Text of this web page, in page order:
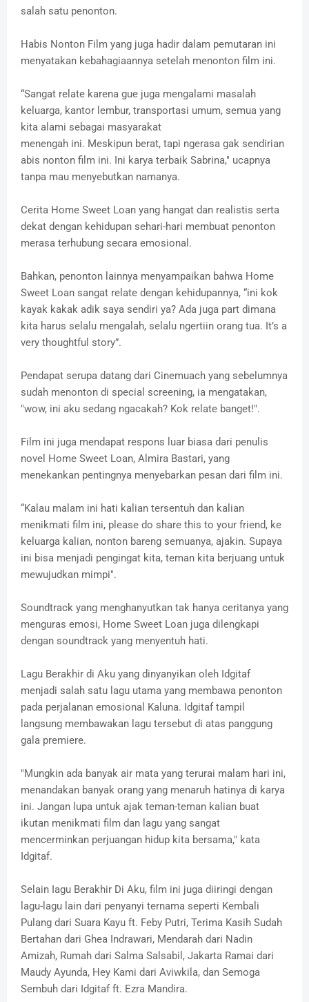
salah satu penonton.
Habis Nonton Film yang juga hadir dalam pemutaran ini
menyatakan kebahagiaannya setelah menonton film ini.
“Sangat relate karena gue juga mengalami masalah
keluarga, kantor lembur, transportasi umum, semua yang
kita alami sebagai masyarakat
menengah ini. Meskipun berat, tapi ngerasa gak sendirian
abis nonton film ini. Ini karya terbaik Sabrina," ucapnya
tanpa mau menyebutkan namanya.
Cerita Home Sweet Loan yang hangat dan realistis serta
dekat dengan kehidupan sehari-hari membuat penonton
merasa terhubung secara emosional.
Bahkan, penonton lainnya menyampaikan bahwa Home
Sweet Loan sangat relate dengan kehidupannya, “ini kok
kayak kakak adik saya sendiri ya? Ada juga part dimana
kita harus selalu mengalah, selalu ngertiin orang tua. It’s a
very thoughtful story”.
Pendapat serupa datang dari Cinemuach yang sebelumnya
sudah menonton di special screening, ia mengatakan,
"wow, ini aku sedang ngacakah? Kok relate banget!".
Film ini juga mendapat respons luar biasa dari penulis
novel Home Sweet Loan, Almira Bastari, yang
menekankan pentingnya menyebarkan pesan dari film ini.
“Kalau malam ini hati kalian tersentuh dan kalian
menikmati film ini, please do share this to your friend, ke
keluarga kalian, nonton bareng semuanya, ajakin. Supaya
ini bisa menjadi pengingat kita, teman kita berjuang untuk
mewujudkan mimpi".
Soundtrack yang menghanyutkan tak hanya ceritanya yang
menguras emosi, Home Sweet Loan juga dilengkapi
dengan soundtrack yang menyentuh hati.
Lagu Berakhir di Aku yang dinyanyikan oleh Idgitaf
menjadi salah satu lagu utama yang membawa penonton
pada perjalanan emosional Kaluna. Idgitaf tampil
langsung membawakan lagu tersebut di atas panggung
gala premiere.
"Mungkin ada banyak air mata yang terurai malam hari ini,
menandakan banyak orang yang menaruh hatinya di karya
ini. Jangan lupa untuk ajak teman-teman kalian buat
ikutan menikmati film dan lagu yang sangat
mencerminkan perjuangan hidup kita bersama," kata
Idgitaf.
Selain Iagu Berakhir Di Aku, film ini juga diiringi dengan
lagu-lagu lain dari penyanyi ternama seperti Kembali
Pulang dari Suara Kayu ft. Feby Putri, Terima Kasih Sudah
Bertahan dari Ghea Indrawari, Mendarah dari Nadin
Amizah, Rumah dari Salma Salsabil, Jakarta Ramai dari
Maudy Ayunda, Hey Kami dari Aviwkila, dan Semoga
Sembuh dari Idgitaf ft. Ezra Mandira.